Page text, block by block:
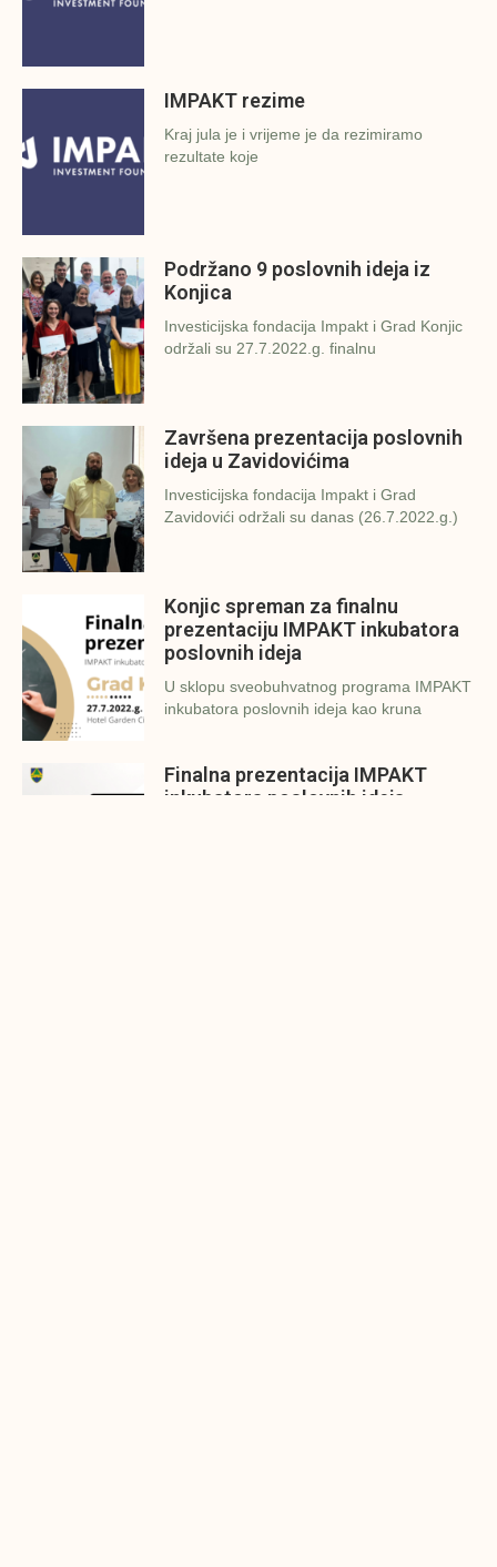
IMPAKT rezime
Kraj jula je i vrijeme je da rezimiramo
rezultate koje
Podržano 9 poslovnih ideja iz
Konjica
Investicijska fondacija Impakt i Grad Konjic
održali su 27.7.2022.g. finalnu
Završena prezentacija poslovnih
ideja u Zavidovićima
Investicijska fondacija Impakt i Grad
Zavidovići održali su danas (26.7.2022.g.)
Konjic spreman za finalnu
prezentaciju IMPAKT inkubatora
poslovnih ideja
U sklopu sveobuhvatnog programa IMPAKT
inkubatora poslovnih ideja kao kruna
Finalna prezentacija IMPAKT
inkubatora poslovnih ideja